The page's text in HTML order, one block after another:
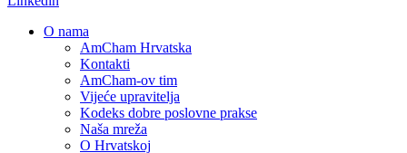
O nama
AmCham Hrvatska
Kontakti
AmCham-ov tim
Vijeće upravitelja
Kodeks dobre poslovne prakse
Naša mreža
O Hrvatskoj